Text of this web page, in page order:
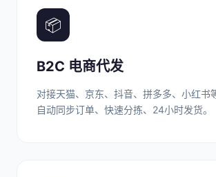
📦
B2C 电商代发
对接天猫、京东、抖音、拼多多、小红书
自动同步订单、快速分拣、24小时发货。